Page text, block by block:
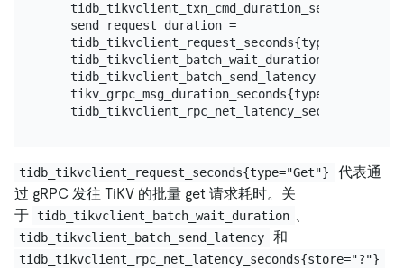
    send request duration =
    tidb_tikvclient_request_seconds{type="Get"} =
    tidb_tikvclient_batch_wait_duration +
    tidb_tikvclient_batch_send_latency +
tikv_grpc_msg_duration_seconds{type="kv_get"}
tidb_tikvclient_request_seconds{type="Get"}
代表通
过 gRPC 发往 TiKV 的批量 get 请求耗时。关
于 tidb_tikvclient_batch_wait_duration
tidb_tikvclient_batch_send_latency 和
tidb_tikvclient_rpc_net_latency_seconds{store="?"}